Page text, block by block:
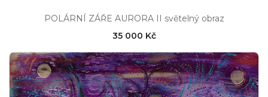
POLÁRNÍ ZÁŘE AURORA II světelný obraz
35 000 Kč